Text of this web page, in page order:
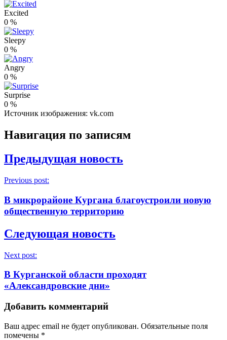
Excited
0 %
Sleepy
0 %
Angry
0 %
Surprise
0 %
Источник изображения: vk.com
Навигация по записям
Предыдущая новость
Previous post:
В микрорайоне Кургана благоустроили новую
общественную территорию
Следующая новость
Next post:
В Курганской области проходят
«Александровские дни»
Добавить комментарий
Ваш адрес email не будет опубликован. Обязательные поля
помечены *